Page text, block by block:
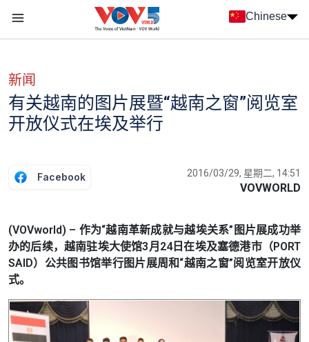
Chinese
新闻
有关越南的图片展暨“越南之窗”阅览室
开放仪式在埃及举行
Facebook 2016/03/29, 星期二, 14:51
VOVWORLD
(VOVworld) – 作为“越南革新成就与越埃关系”图片展成功举
办的后续，越南驻埃大使馆3月24日在埃及塞德港市（PORT
SAID）公共图书馆举行图片展周和“越南之窗”阅览室开放仪
式。